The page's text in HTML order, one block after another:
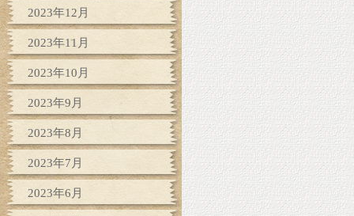
2023年12月
2023年11月
2023年10月
2023年9月
2023年8月
2023年7月
2023年6月